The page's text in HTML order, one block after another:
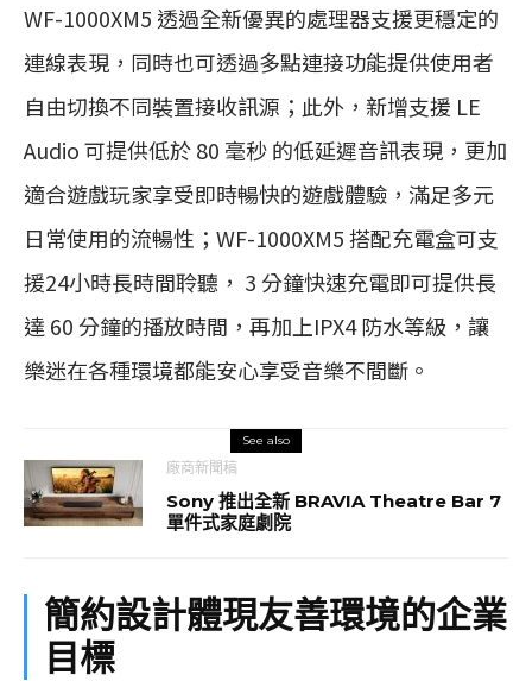
WF-1000XM5 透過全新優異的處理器支援更穩定的
連線表現，同時也可透過多點連接功能提供使用者
自由切換不同裝置接收訊源；此外，新增支援 LE
Audio 可提供低於 80 毫秒 的低延遲音訊表現，更加
適合遊戲玩家享受即時暢快的遊戲體驗，滿足多元
日常使用的流暢性；WF-1000XM5 搭配充電盒可支
援24小時長時間聆聽， 3 分鐘快速充電即可提供長
達 60 分鐘的播放時間，再加上IPX4 防水等級，讓
樂迷在各種環境都能安心享受音樂不間斷。
See also
廠商新聞稿
Sony 推出全新 BRAVIA Theatre Bar 7
單件式家庭劇院
簡約設計體現友善環境的企業
目標